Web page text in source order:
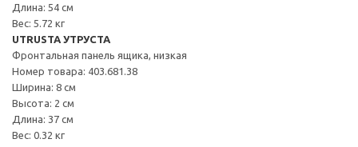
Длина: 54 см
Вес: 5.72 кг
UTRUSTA УТРУСТА
Фронтальная панель ящика, низкая
Номер товара: 403.681.38
Ширина: 8 см
Высота: 2 см
Длина: 37 см
Вес: 0.32 кг